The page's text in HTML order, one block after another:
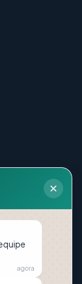
310
às 12:00
agora